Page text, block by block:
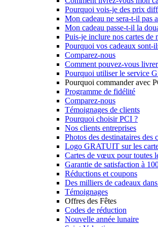
Pourquoi vois-je des prix
Mon cadeau ne sera-t-il pas
Mon cadeau passe-t-il la
Puis-je inclure nos cartes de
Pourquoi vos cadeaux sont-
Comparez-nous
Comment pouvez-vous
Pourquoi utiliser le service
Pourquoi commander avec
Programme de fidélité
Comparez-nous
Témoignages de clients
Pourquoi choisir PCI ?
Nos clients entreprises
Photos des destinataires des
Logo GRATUIT sur les
Cartes de vœux pour toutes
Garantie de satisfaction à
Réductions et coupons
Des milliers de cadeaux
Témoignages
Offres des Fêtes
Codes de réduction
Nouvelle année lunaire